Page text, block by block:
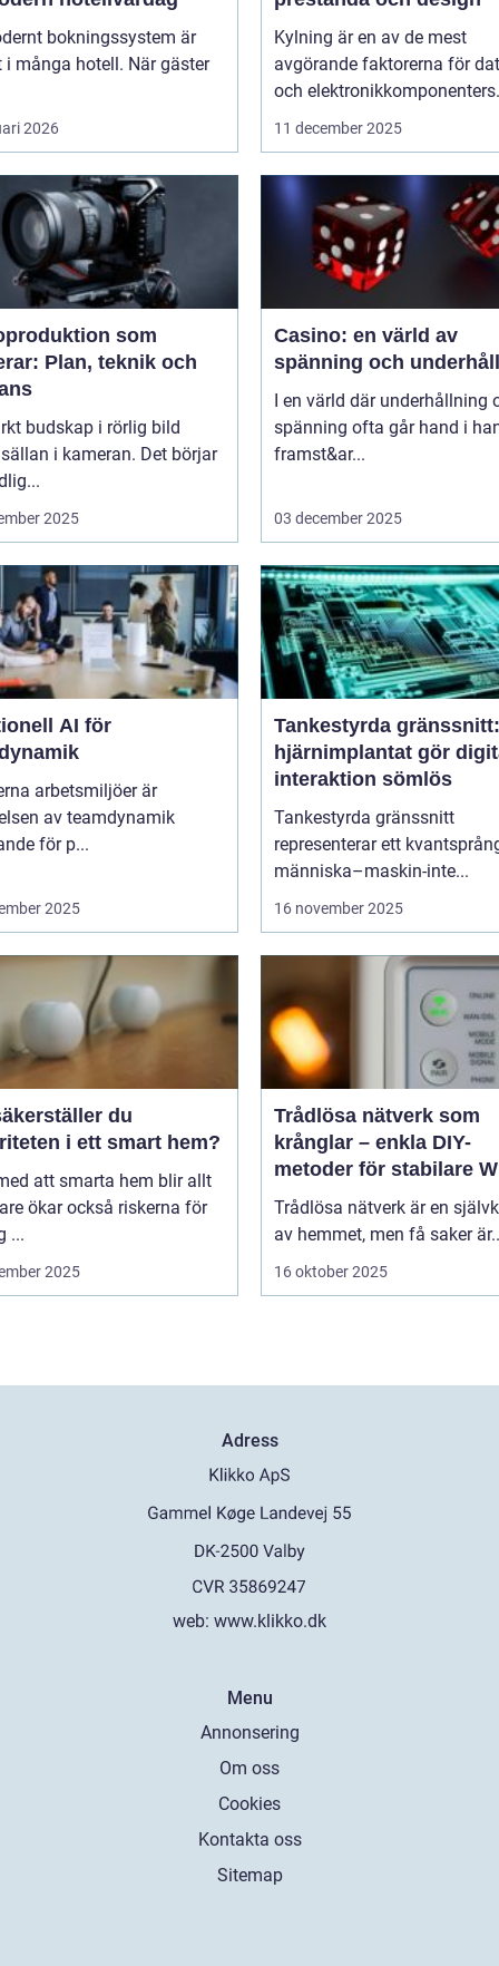
bokningssystem är
i många hotell. När gäster
2026
Kylning är en av de mest
avgörande faktorerna för
och
11 december 2025
som
Plan, teknik och
budskap i rörlig bild
i kameran. Det börjar
2025
Casino: en värld av
spänning och
I en värld där underhållning
spänning ofta går hand i
framst&ar...
03 december 2025
AI för
arbetsmiljöer är
av teamdynamik
för p...
2025
Tankestyrda
hjärnimplantat gör
interaktion sömlös
Tankestyrda gränssnitt
representerar ett
människa–maskin-inte...
16 november 2025
du
i ett smart hem?
att smarta hem blir allt
ökar också riskerna för
...
2025
Trådlösa nätverk som
krånglar – enkla DIY-
metoder för stabilare
hela hemmet
Trådlösa nätverk är en
av hemmet, men få saker
16 oktober 2025
Adress
web: www.klikko.dk
Menu
Annonsering
Om oss
Cookies
Kontakta oss
Sitemap